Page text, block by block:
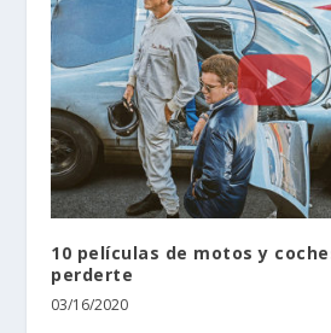
10 películas de motos y
perderte
03/16/2020